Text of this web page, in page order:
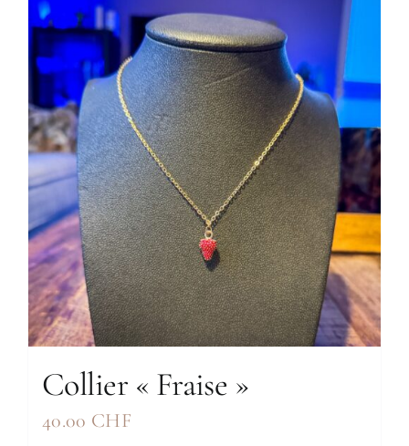
Collier « Fraise »
40.00 CHF